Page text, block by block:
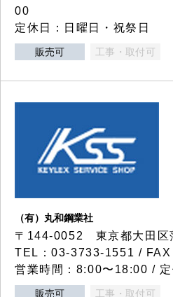
00
定休日：日曜日・祝祭日
販売可 工事・取付可
（有）丸和鋼業社
〒144-0052 東京都大田区
TEL：03-3733-1551 /
営業時間：8:00〜18:00 /
販売可 工事・取付可